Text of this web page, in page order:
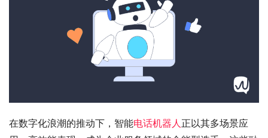
在数字化浪潮的推动下，智能电话机器人正以其多场景应